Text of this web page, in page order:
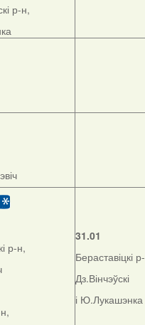
р-н,
р-н,
31.01
Бераставіцкі
Дз.Вінчэўскі
і Ю.Лукашэнка